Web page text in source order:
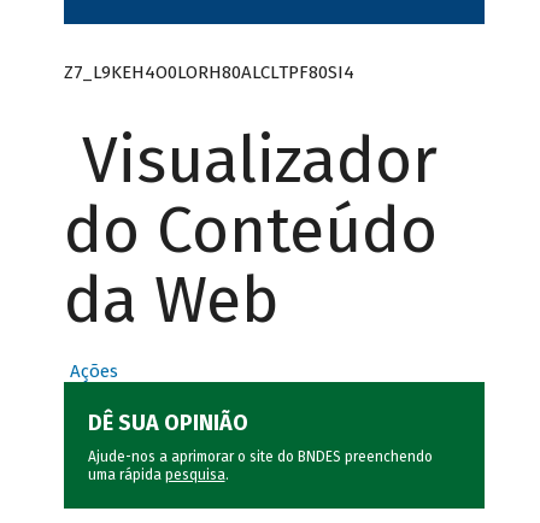
Z7_L9KEH4O0LORH80ALCLTPF80SI4
Visualizador
do Conteúdo
da Web
Ações
DÊ SUA OPINIÃO
Ajude-nos a aprimorar o site do BNDES preenchendo
uma rápida pesquisa.